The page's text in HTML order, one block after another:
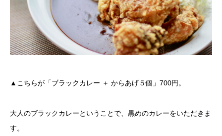
▲こちらが「ブラックカレー ＋ からあげ５個」700円。
大人のブラックカレーということで、黒めのカレーをいただきま
す。